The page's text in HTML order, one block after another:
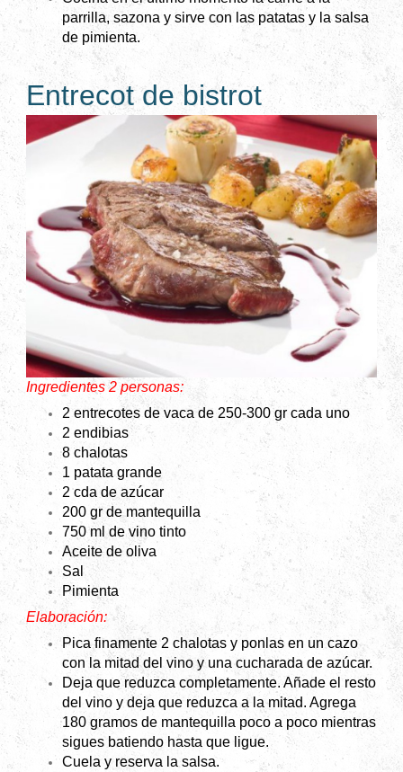
parrilla, sazona y sirve con las patatas y la salsa
de pimienta.
Entrecot de bistrot
Ingredientes 2 personas:
2 entrecotes de vaca de 250-300 gr cada uno
2 endibias
8 chalotas
1 patata grande
2 cda de azúcar
200 gr de mantequilla
750 ml de vino tinto
Aceite de oliva
Sal
Pimienta
Elaboración:
Pica finamente 2 chalotas y ponlas en un cazo
con la mitad del vino y una cucharada de azúcar.
Deja que reduzca completamente. Añade el resto
del vino y deja que reduzca a la mitad. Agrega
180 gramos de mantequilla poco a poco mientras
sigues batiendo hasta que ligue.
Cuela y reserva la salsa.